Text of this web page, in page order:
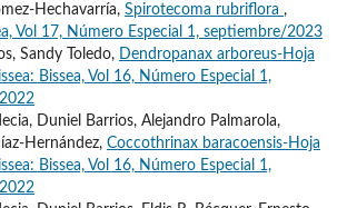
Hechavarría, Spirotecoma rubriflora ,
Vol 17, Número Especial 1, septiembre/2023
Sandy Toledo,
Dendropanax arboreus-Hoja
Bissea, Vol 16, Número Especial 1,
Duniel Barrios, Alejandro Palmarola,
Hernández, Coccothrinax baracoensis-Hoja
Bissea, Vol 16, Número Especial 1,